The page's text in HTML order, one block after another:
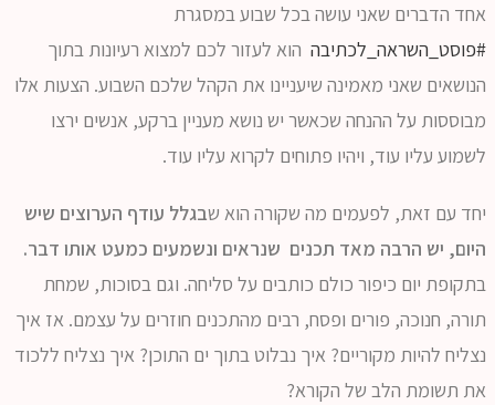
אחד הדברים שאני עושה בכל שבוע במסגרת
#פוסט_השראה_לכתיבה הוא לעזור לכם למצוא רעיונות בתוך
הנושאים שאני מאמינה שיעניינו את הקהל שלכם השבוע. הצעות אלו
מבוססות על ההנחה שכאשר יש נושא מעניין ברקע, אנשים ירצו
לשמוע עליו עוד, ויהיו פתוחים לקרוא עליו עוד.
יחד עם זאת, לפעמים מה שקורה הוא שבגלל עודף הערוצים שיש
היום, יש הרבה מאד תכנים שנראים ונשמעים כמעט אותו דבר.
בתקופת יום כיפור כולם כותבים על סליחה. וגם בסוכות, שמחת
תורה, חנוכה, פורים ופסח, רבים מהתכנים חוזרים על עצמם. אז איך
נצליח להיות מקוריים? איך נבלוט בתוך ים התוכן? איך נצליח ללכוד
את תשומת הלב של הקורא?